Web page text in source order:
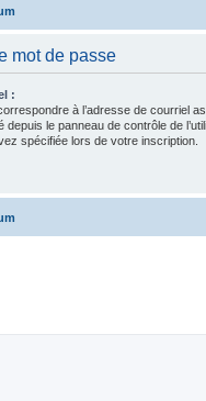
mot de passe
:
à l’adresse de courriel
depuis le panneau de contrôle de
spécifiée lors de votre inscription.